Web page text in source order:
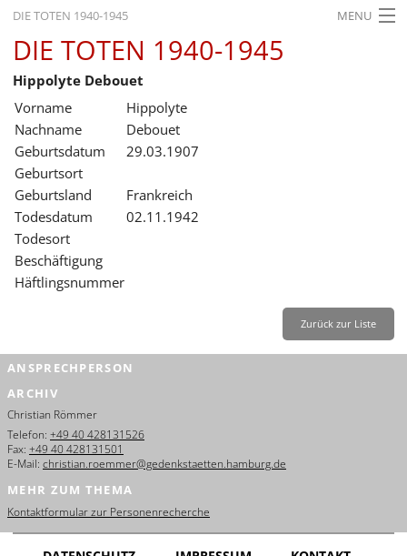
DIE TOTEN 1940-1945 MENU
STARTSEITE
AKTUELLES
AUSSTELLUNGEN
GESCHICHTE
BILDUNG
FORSCHUNG
SERVICE
Français
Dansk
Español
Leichte Sprache
DIE TOTEN 1940-1945
Hippolyte Debouet
Vorname
Hippolyte
Nachname
Debouet
Geburtsdatum
29.03.1907
Geburtsort
Geburtsland
Frankreich
Todesdatum
02.11.1942
Todesort
Beschäftigung
Häftlingsnummer
Zurück zur Liste
ANSPRECHPERSON
ARCHIV
Christian Römmer
Telefon: +49 40 428131526
Fax: +49 40 428131501
E-Mail: christian.roemmer@gedenkstaetten.hamburg.de
MEHR ZUM THEMA
Kontaktformular zur Personenrecherche